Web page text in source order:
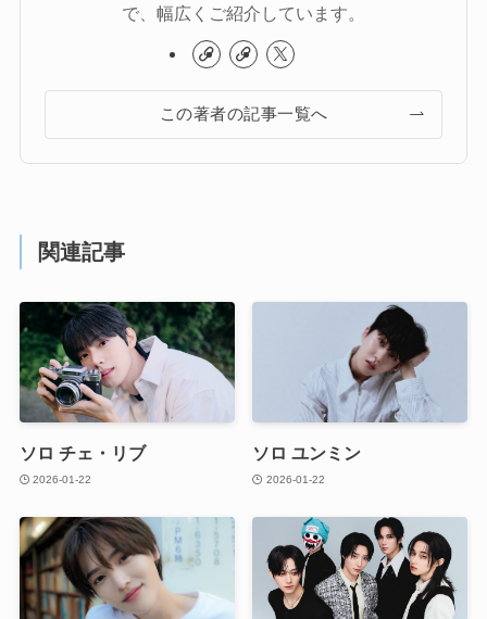
で、幅広くご紹介しています。
この著者の記事一覧へ
関連記事
ソロ チェ・リブ
2026-01-22
ソロ ユンミン
2026-01-22